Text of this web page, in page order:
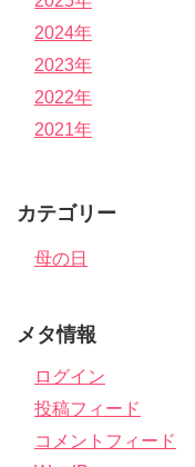
2024年
2023年
2022年
2021年
カテゴリー
母の日
メタ情報
ログイン
投稿フィード
コメントフィード